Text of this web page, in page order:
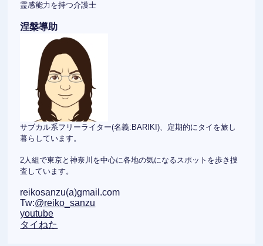
霊感能力を持つ介護士
涅槃導助
サブカル系フリーライター(名義:BARIKI)、定期的にタイを旅し
暮らしています。
2人組で東京と神奈川を中心に各地の気になるスポットを歩き捜
査しています。
reikosanzu(a)gmail.com
Tw:@reiko_sanzu
youtube
タイねた